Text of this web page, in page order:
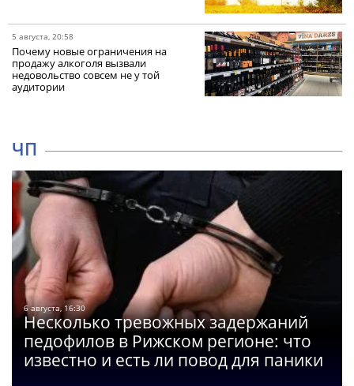
5 августа, 20:58
Почему новые ограничения на
продажу алкоголя вызвали
недовольство совсем не у той
аудитории
ЧП
6 августа, 16:30
Несколько тревожных задержаний
педофилов в Рижском регионе: что
известно и есть ли повод для паники